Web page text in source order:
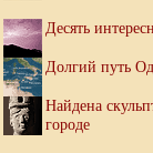
Десять
Долгий путь
Найдена
городе